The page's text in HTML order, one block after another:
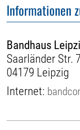
Informationen
Bandhaus
Saarländer Str. 7
04179 Leipzig
Internet: